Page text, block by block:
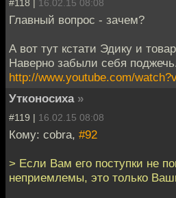
#118 | 16.02.15 08:08
Главный вопрос - зачем?
А вот тут кстати Эдику и
Наверно забыли себя
http://www.youtube.com/
Утконосиха »
#119 | 16.02.15 08:08
Кому: cobra, #92
> Если Вам его поступки не
неприемлемы, это только